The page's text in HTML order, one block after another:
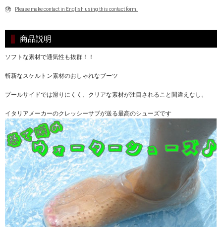
Please make contact in English using this contact form.
商品説明
ソフトな素材で通気性も抜群！！
斬新なスケルトン素材のおしゃれなブーツ
プールサイドでは滑りにくく、クリアな素材が注目されること間違えなし。
イタリアメーカーのクレッシーサブが送る最高のシューズです